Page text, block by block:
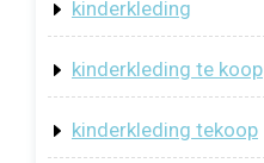
kinderkleding
kinderkleding te koop
kinderkleding tekoop